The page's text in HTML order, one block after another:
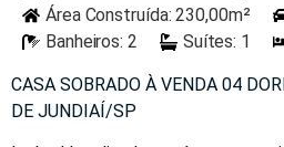
Área Construída: 230,00m²
Banheiros: 2
Suítes: 1
CASA SOBRADO À VENDA 04
DE JUNDIAÍ/SP